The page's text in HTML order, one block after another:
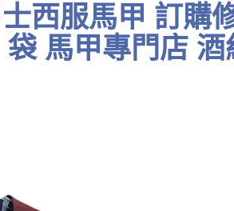
西服馬甲 訂購
袋 馬甲專門店 酒